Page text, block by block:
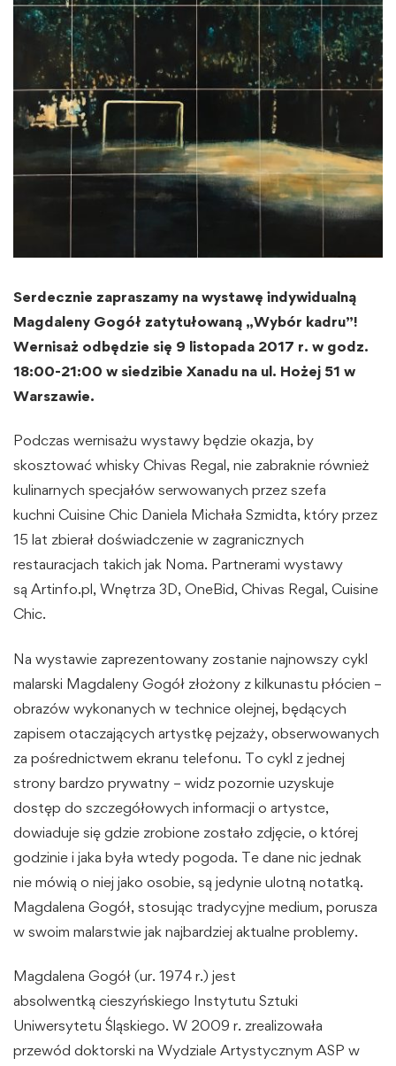
Serdecznie zapraszamy na wystawę indywidualną
Magdaleny Gogół zatytułowaną „Wybór kadru”!
Wernisaż odbędzie się 9 listopada 2017 r. w godz.
18:00-21:00 w siedzibie Xanadu na ul. Hożej 51 w
Warszawie.
Podczas wernisażu wystawy będzie okazja, by
skosztować whisky Chivas Regal, nie zabraknie również
kulinarnych specjałów serwowanych przez szefa
kuchni Cuisine Chic Daniela Michała Szmidta, który przez
15 lat zbierał doświadczenie w zagranicznych
restauracjach takich jak Noma. Partnerami wystawy
są Artinfo.pl, Wnętrza 3D, OneBid, Chivas Regal, Cuisine
Chic.
Na wystawie zaprezentowany zostanie najnowszy cykl
malarski Magdaleny Gogół złożony z kilkunastu płócien –
obrazów wykonanych w technice olejnej, będących
zapisem otaczających artystkę pejzaży, obserwowanych
za pośrednictwem ekranu telefonu. To cykl z jednej
strony bardzo prywatny – widz pozornie uzyskuje
dostęp do szczegółowych informacji o artystce,
dowiaduje się gdzie zrobione zostało zdjęcie, o której
godzinie i jaka była wtedy pogoda. Te dane nic jednak
nie mówią o niej jako osobie, są jedynie ulotną notatką.
Magdalena Gogół, stosując tradycyjne medium, porusza
w swoim malarstwie jak najbardziej aktualne problemy.
Magdalena Gogół (ur. 1974 r.) jest
absolwentką cieszyńskiego Instytutu Sztuki
Uniwersytetu Śląskiego. W 2009 r. zrealizowała
przewód doktorski na Wydziale Artystycznym ASP w